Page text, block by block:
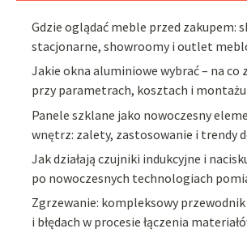
Gdzie oglądać meble przed zakupem:
stacjonarne, showroomy i outlet
Jakie okna aluminiowe wybrać – na co
przy parametrach, kosztach i montażu
Panele szklane jako nowoczesny
wnętrz: zalety, zastosowanie i trendy
Jak działają czujniki indukcyjne i
po nowoczesnych technologiach
Zgrzewanie: kompleksowy
i błędach w procesie łączenia